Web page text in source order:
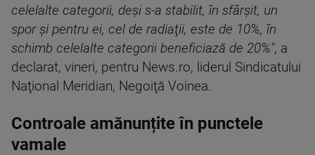
celelalte categorii, deşi s-a stabilit, în sfârşit, un
spor şi pentru ei, cel de radiaţii, este de 10%, în
schimb celelalte categorii beneficiază de 20%", a
declarat, vineri, pentru News.ro, liderul Sindicatului
Naţional Meridian, Negoiţă Voinea.
Controale amănunțite în punctele
vamale